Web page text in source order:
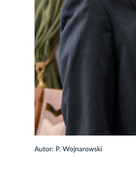
Autor: P. Wojnarowski